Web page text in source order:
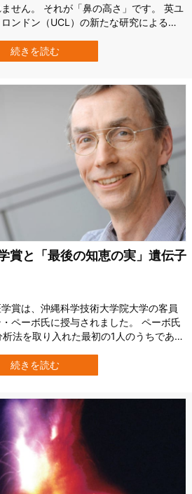
せん。 それが「鼻の高さ」です。 英ユ
ンドン（UCL）の新たな研究による
が示されました。 調査では、あるゲノ
来の遺伝子を多く持っていた人ほど、
続きを読む
賞と「最後の知恵の実」遺伝子
賞は、沖縄科学技術大学院大学の客員
ペーボ氏に授与されました。 ペーボ氏
法を取り入れた最初の1人のうちであ
を吹き込みました。 その結果、人類は
ます。 ペーボ氏の業績により、アフリ
続きを読む